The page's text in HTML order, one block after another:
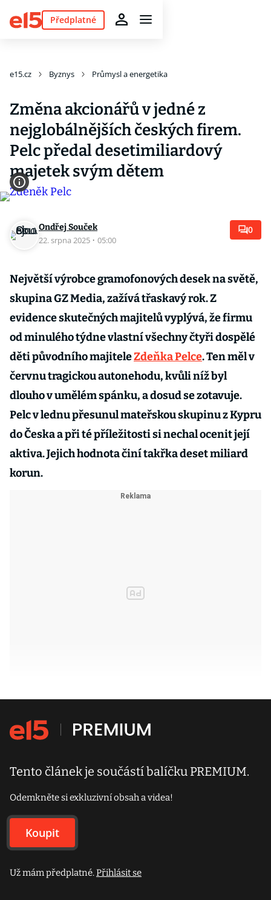
Předplatné
e15.cz Byznys Průmysl a energetika
Změna akcionářů v jedné z
nejglobálnějších českých firem.
Pelc předal desetimiliardový
majetek svým dětem
Ondřej Souček
22. srpna 2025 · 05:00
0
Největší výrobce gramofonových desek na světě,
skupina GZ Media, zažívá třaskavý rok. Z
evidence skutečných majitelů vyplývá, že firmu
od minulého týdne vlastní všechny čtyři dospělé
děti původního majiteleZdeňka Pelce. Ten měl v
červnu tragickou autonehodu, kvůli níž byl
dlouho v umělém spánku, a dosud se zotavuje.
Pelc v lednu přesunul mateřskou skupinu z Kypru
do Česka a při té příležitosti si nechal ocenit její
aktiva. Jejich hodnota činí takřka deset miliard
korun.
Tento článek je součástí balíčku PREMIUM.
Odemkněte si exkluzivní obsah a videa!
Koupit
Už mám předplatné.Přihlásit se